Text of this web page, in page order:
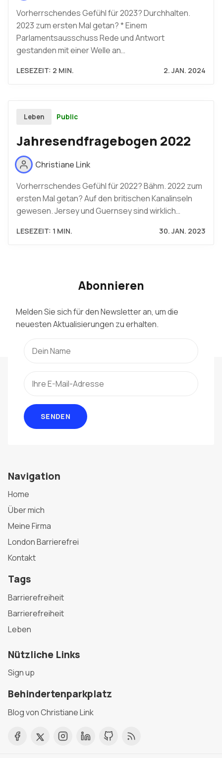
Vorherrschendes Gefühl für 2023? Durchhalten.
2023 zum ersten Mal getan? * Einem
Parlamentsausschuss Rede und Antwort
gestanden mit einer Welle an…
LESEZEIT: 2 MIN. 2. JAN. 2024
Leben Public
Jahresendfragebogen 2022
Christiane Link
Vorherrschendes Gefühl für 2022? Bähm. 2022 zum
ersten Mal getan? Auf den britischen Kanalinseln
gewesen. Jersey und Guernsey sind wirklich…
LESEZEIT: 1 MIN. 30. JAN. 2023
Abonnieren
Melden Sie sich für den Newsletter an, um die
neuesten Aktualisierungen zu erhalten.
SENDEN
Navigation
Home
Über mich
Meine Firma
London Barrierefrei
Kontakt
Tags
Barrierefreiheit
Barrierefreiheit
Leben
Nützliche Links
Sign up
Behindertenparkplatz
Blog von Christiane Link